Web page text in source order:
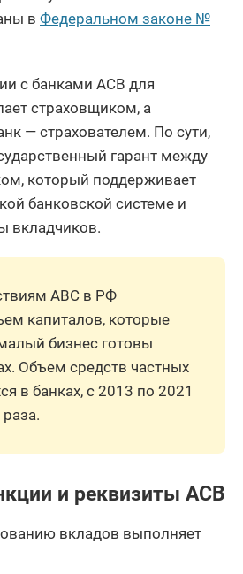
в Федеральном законе №
с банками АСВ для
страховщиком, а
— страхователем. По сути,
гарант между
который поддерживает
банковской системе и
вкладчиков.
АВС в РФ
капиталов, которые
бизнес готовы
Объем средств частных
в банках, с 2013 по 2021
и реквизиты АСВ
вкладов выполняет